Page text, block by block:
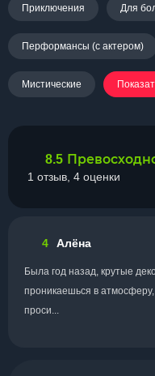
Приключения Для
Перформансы (с актером)
Мистические
8.5
1 отзыв, 4 оценки
4 Алёна
Была год назад, крутые
проникаешься в
проси...